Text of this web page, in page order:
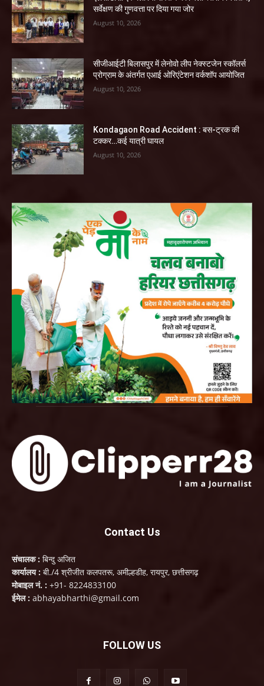
सर्वेक्षण की गुणवत्ता पर दिया गया जोर
August 10, 2026
सीजीआईटी बिलासपुर में लेनोवो लीप नेक्स्टजेन स्कॉलर्स
प्रोग्राम के अंतर्गत एआई ओरिएंटेशन वर्कशॉप आयोजित
August 10, 2026
Kondagaon Road Accident : बस-ट्रक की
टक्कर…कई यात्री घायल
August 10, 2026
Contact Us
संचालक : बिन्दु अजित
कार्यालय : बी./4 श्रीजीत कलपतरू, अमील्हडीह, रायपुर, छत्तीसगढ़
मोबाइल नं. : +91- 8224833100
ईमेल : abhayabharthi@gmail.com
FOLLOW US